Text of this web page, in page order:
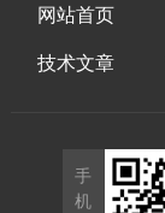
网站首页
技术文章
手
机